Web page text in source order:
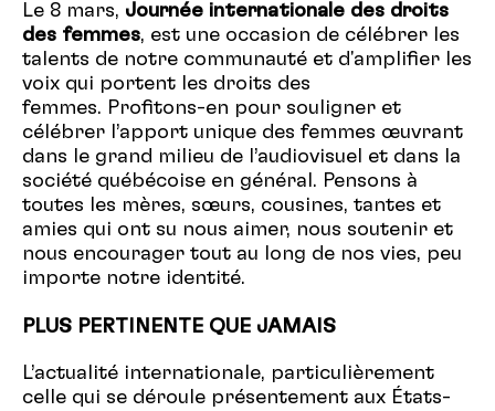
Le 8 mars, Journée internationale des droits
des femmes, est une occasion de célébrer les
talents de notre communauté et d'amplifier les
voix qui portent les droits des
femmes. Profitons-en pour souligner et
célébrer l’apport unique des femmes œuvrant
dans le grand milieu de l’audiovisuel et dans la
société québécoise en général. Pensons à
toutes les mères, sœurs, cousines, tantes et
amies qui ont su nous aimer, nous soutenir et
nous encourager tout au long de nos vies, peu
importe notre identité.
PLUS PERTINENTE QUE JAMAIS
L’actualité internationale, particulièrement
celle qui se déroule présentement aux États-